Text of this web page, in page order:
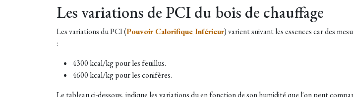
Les variations de PCI du bois de chauffage
Les variations du PCI (Pouvoir Calorifique Inférieur) varient suivant les essences car des
:
4300 kcal/kg pour les feuillus.
4600 kcal/kg pour les conifères.
Le tableau ci-dessous, indique les variations du en fonction de son humidité que l'on peut